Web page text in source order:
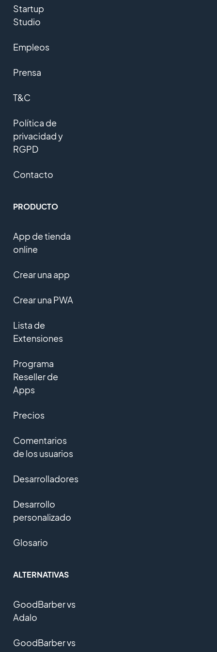
Startup
Studio
Empleos
Prensa
T&C
Política de
privacidad y
RGPD
Contacto
PRODUCTO
App de tienda
online
Crear una app
Crear una PWA
Lista de
Extensiones
Programa
Reseller de
Apps
Precios
Comentarios
de los usuarios
Desarrolladores
Desarrollo
personalizado
Glosario
ALTERNATIVAS
GoodBarber vs
Adalo
GoodBarber vs